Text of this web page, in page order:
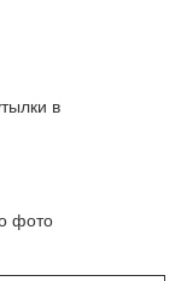
в
фото